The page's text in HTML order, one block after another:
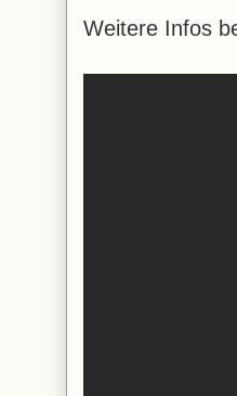
Weitere Infos